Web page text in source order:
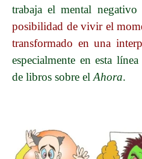
trabaja el mental
posibilidad de vivir el
transformado en una
especialmente en esta
de libros sobre elAhora.